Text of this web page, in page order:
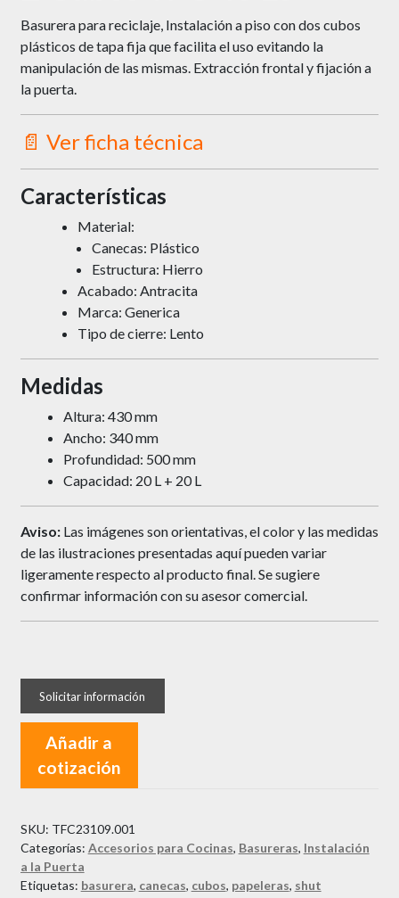
Basurera para reciclaje, Instalación a piso con dos cubos
plásticos de tapa fija que facilita el uso evitando la
manipulación de las mismas. Extracción frontal y fijación a
la puerta.
📄 Ver ficha técnica
Características
Material:
Canecas: Plástico
Estructura: Hierro
Acabado: Antracita
Marca: Generica
Tipo de cierre: Lento
Medidas
Altura: 430 mm
Ancho: 340 mm
Profundidad: 500 mm
Capacidad: 20 L + 20 L
Aviso:Las imágenes son orientativas, el color y las medidas
de las ilustraciones presentadas aquí pueden variar
ligeramente respecto al producto final. Se sugiere
confirmar información con su asesor comercial.
Añadir a
cotización
SKU: TFC23109.001
Categorías: Accesorios para Cocinas, Basureras, Instalación
a la Puerta
Etiquetas: basurera, canecas, cubos, papeleras, shut